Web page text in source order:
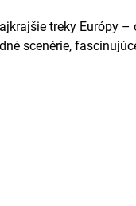
treky Európy –
scenérie,